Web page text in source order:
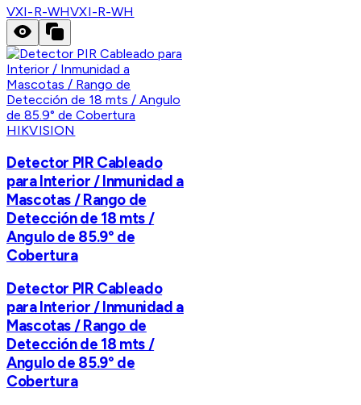
VXI-R-WHVXI-R-WH
HIKVISION
Detector PIR Cableado
para Interior / Inmunidad a
Mascotas / Rango de
Detección de 18 mts /
Angulo de 85.9° de
Cobertura
Detector PIR Cableado
para Interior / Inmunidad a
Mascotas / Rango de
Detección de 18 mts /
Angulo de 85.9° de
Cobertura